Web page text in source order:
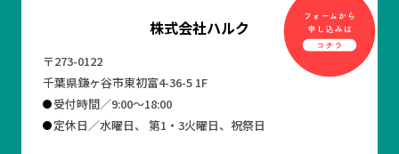
株式会社ハルク
〒273-0122
千葉県鎌ヶ谷市東初富4-36-5 1F
受付時間／9:00～18:00
定休日／水曜日、 第1・3火曜日、祝祭日